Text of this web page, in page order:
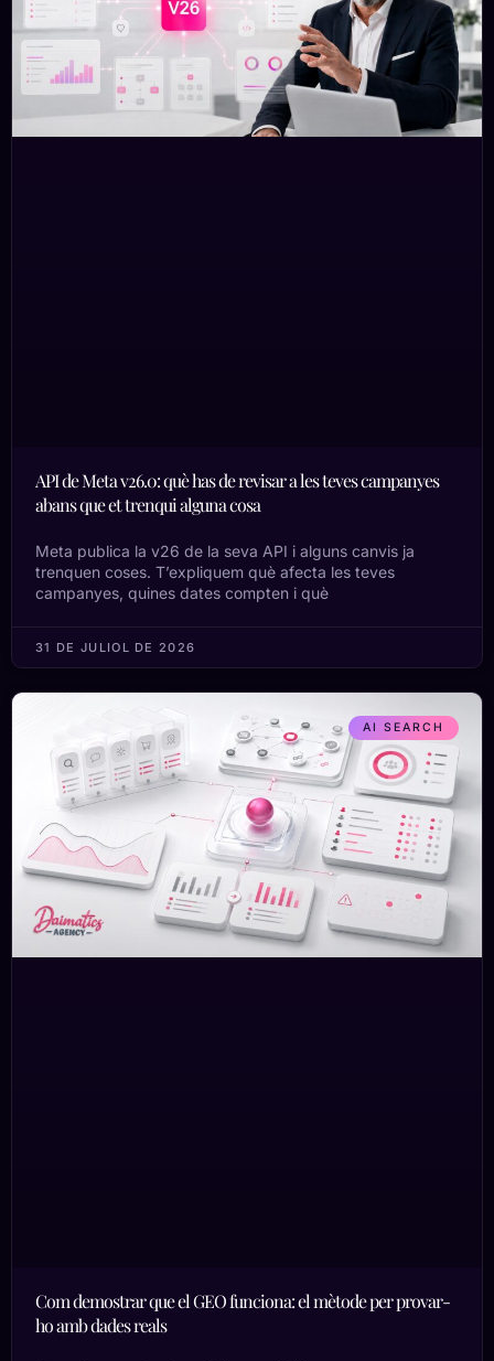
API de Meta v26.0: què has de revisar a les teves campanyes
abans que et trenqui alguna cosa
Meta publica la v26 de la seva API i alguns canvis ja
trenquen coses. T’expliquem què afecta les teves
campanyes, quines dates compten i què
31 DE JULIOL DE 2026
AI SEARCH
Com demostrar que el GEO funciona: el mètode per provar-
ho amb dades reals